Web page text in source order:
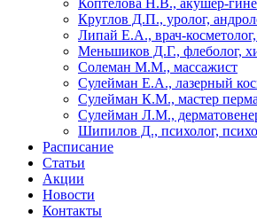
Коптелова Н.В., акушер-
Круглов Д.П., уролог,
Липай Е.А., врач-косметолог,
Меньшиков Д.Г., флеболог,
Солеман М.М., массажист
Сулейман Е.А., лазерный
Сулейман К.М., мастер
Сулейман Л.М.,
Шипилов Д., психолог,
Расписание
Статьи
Акции
Новости
Контакты